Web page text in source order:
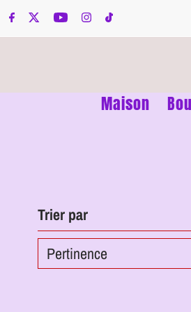
Ignorer et passer au contenu
Maison
Trier par
Pertinence